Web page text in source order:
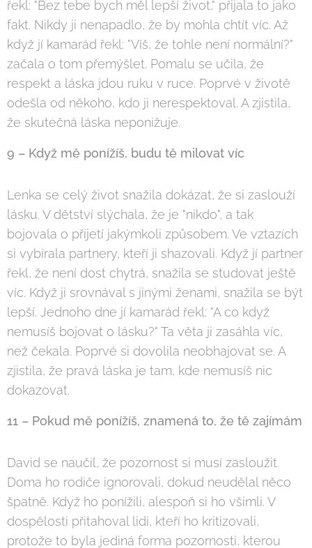
řekl: "Bez tebe bych měl lepší život," přijala to jako
fakt. Nikdy ji nenapadlo, že by mohla chtít víc. Až
když jí kamarád řekl: "Víš, že tohle není normální?"
začala o tom přemýšlet. Pomalu se učila, že
respekt a láska jdou ruku v ruce. Poprvé v životě
odešla od někoho, kdo ji nerespektoval. A zjistila,
že skutečná láska neponižuje.
9 – Když mě ponížíš, budu tě milovat víc
Lenka se celý život snažila dokázat, že si zaslouží
lásku. V dětství slýchala, že je "nikdo", a tak
bojovala o přijetí jakýmkoli způsobem. Ve vztazích
si vybírala partnery, kteří ji shazovali. Když jí partner
řekl, že není dost chytrá, snažila se studovat ještě
víc. Když ji srovnával s jinými ženami, snažila se být
lepší. Jednoho dne jí kamarád řekl: "A co když
nemusíš bojovat o lásku?" Ta věta ji zasáhla víc,
než čekala. Poprvé si dovolila neobhajovat se. A
zjistila, že pravá láska je tam, kde nemusíš nic
dokazovat.
11 – Pokud mě ponížíš, znamená to, že tě zajímám
David se naučil, že pozornost si musí zasloužit.
Doma ho rodiče ignorovali, dokud neudělal něco
špatně. Když ho ponížili, alespoň si ho všimli. V
dospělosti přitahoval lidi, kteří ho kritizovali,
protože to byla jediná forma pozornosti, kterou